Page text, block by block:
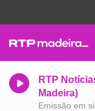
RTP
Madeira)
Emissão em